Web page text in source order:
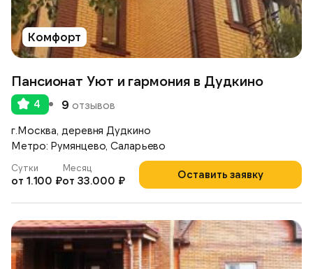
Комфорт
Пансионат Уют и гармония в Дудкино
4 9 отзывов
г.Москва, деревня Дудкино
Метро: Румянцево, Саларьево
Оставить заявку
Сутки
от 1.100 ₽
Месяц
от 33.000 ₽